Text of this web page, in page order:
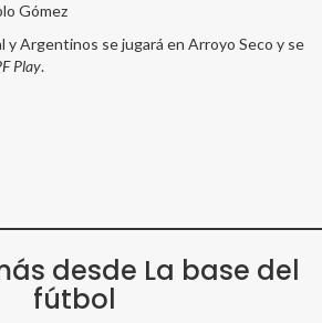
Gómez
y Argentinos se jugará en Arroyo Seco y se
Play.
desde La base del
fútbol